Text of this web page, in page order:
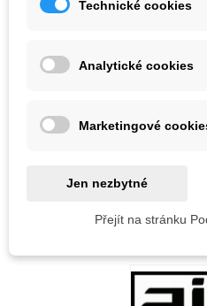
Vyprodáno
Technické cookies
Analytické cookies
Marketingové
Jen nezbytné
Přejít na stránku